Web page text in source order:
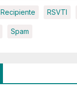
Recipiente RSVTI
Spam